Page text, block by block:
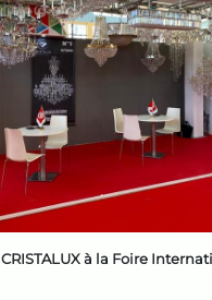
CRISTALUX à la Foire